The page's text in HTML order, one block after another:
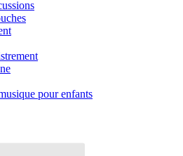
pour enfants